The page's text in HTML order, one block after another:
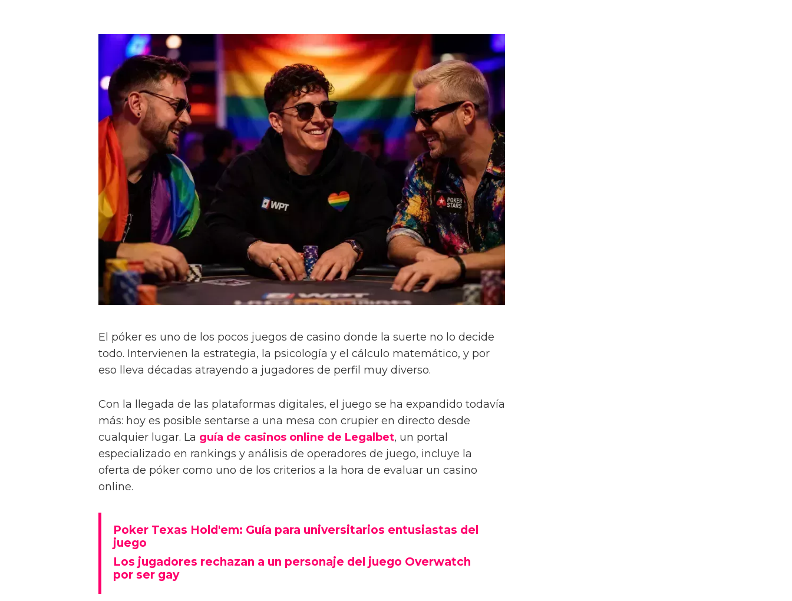
El póker es uno de los pocos juegos de casino donde la suerte no lo decide
todo. Intervienen la estrategia, la psicología y el cálculo matemático, y por
eso lleva décadas atrayendo a jugadores de perfil muy diverso.
Con la llegada de las plataformas digitales, el juego se ha expandido todavía
más: hoy es posible sentarse a una mesa con crupier en directo desde
cualquier lugar. La guía de casinos online de Legalbet, un portal
especializado en rankings y análisis de operadores de juego, incluye la
oferta de póker como uno de los criterios a la hora de evaluar un casino
online.
Poker Texas Hold'em: Guía para universitarios entusiastas del
juego
Los jugadores rechazan a un personaje del juego Overwatch
por ser gay